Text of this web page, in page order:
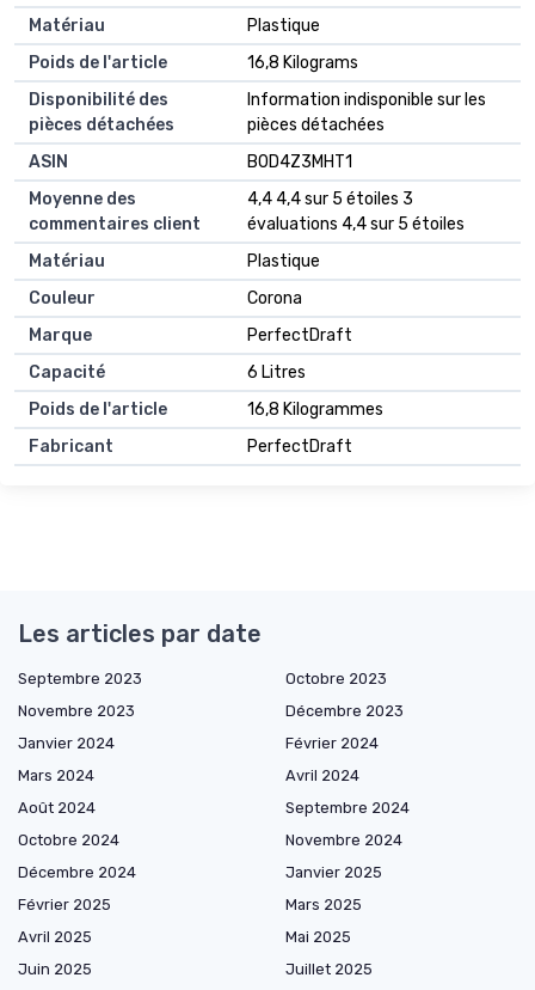
Matériau
‎Plastique
Poids de l'article
‎16,8 Kilograms
Disponibilité des
pièces détachées
‎Information indisponible sur les
pièces détachées
ASIN
B0D4Z3MHT1
Moyenne des
commentaires client
4,4 4,4 sur 5 étoiles 3
évaluations 4,4 sur 5 étoiles
Matériau
Plastique
Couleur
Corona
Marque
PerfectDraft
Capacité
6 Litres
Poids de l'article
16,8 Kilogrammes
Fabricant
PerfectDraft
Les articles par date
Septembre 2023
Octobre 2023
Novembre 2023
Décembre 2023
Janvier 2024
Février 2024
Mars 2024
Avril 2024
Août 2024
Septembre 2024
Octobre 2024
Novembre 2024
Décembre 2024
Janvier 2025
Février 2025
Mars 2025
Avril 2025
Mai 2025
Juin 2025
Juillet 2025